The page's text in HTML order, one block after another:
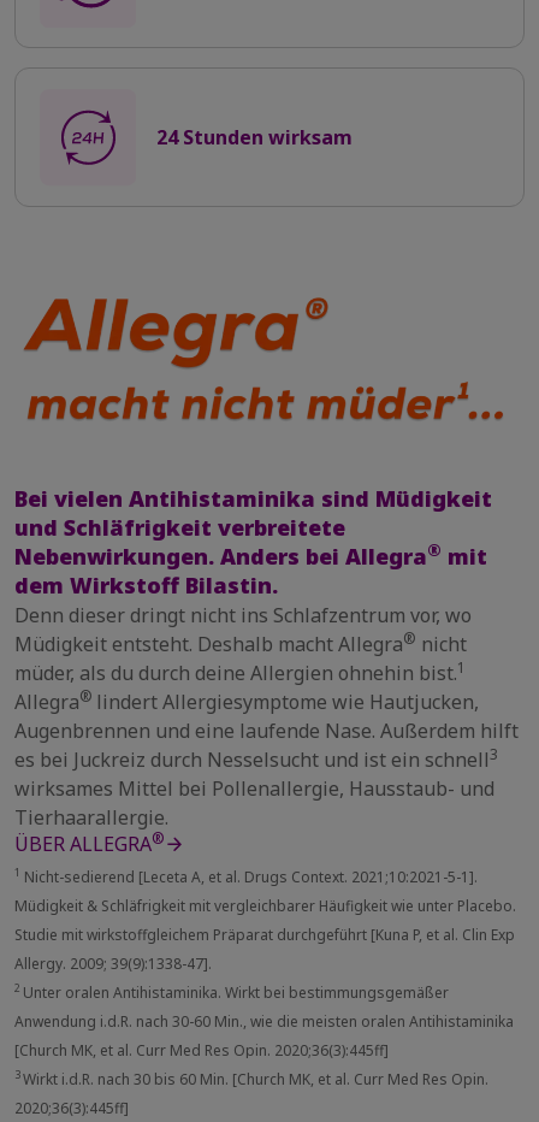
24 Stunden wirksam
Bei vielen Antihistaminika sind Müdigkeit
und Schläfrigkeit verbreitete
Nebenwirkungen. Anders bei Allegra® mit
dem Wirkstoff Bilastin.
Denn dieser dringt nicht ins Schlafzentrum vor, wo
Müdigkeit entsteht. Deshalb macht Allegra® nicht
müder, als du durch deine Allergien ohnehin bist.1
Allegra® lindert Allergiesymptome wie Hautjucken,
Augenbrennen und eine laufende Nase. Außerdem hilft
es bei Juckreiz durch Nesselsucht und ist ein schnell3
wirksames Mittel bei Pollenallergie, Hausstaub- und
Tierhaarallergie.
ÜBER ALLEGRA®
1 Nicht-sedierend [Leceta A, et al. Drugs Context. 2021;10:2021-5-1].
Müdigkeit & Schläfrigkeit mit vergleichbarer Häufigkeit wie unter Placebo.
Studie mit wirkstoffgleichem Präparat durchgeführt [Kuna P, et al. Clin Exp
Allergy. 2009; 39(9):1338-47].
2 Unter oralen Antihistaminika. Wirkt bei bestimmungsgemäßer
Anwendung i.d.R. nach 30-60 Min., wie die meisten oralen Antihistaminika
[Church MK, et al. Curr Med Res Opin. 2020;36(3):445ff]
3Wirkt i.d.R. nach 30 bis 60 Min. [Church MK, et al. Curr Med Res Opin.
2020;36(3):445ff]